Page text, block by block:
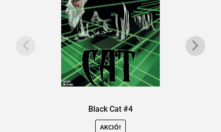
Black Cat #4
AKCIÓ!